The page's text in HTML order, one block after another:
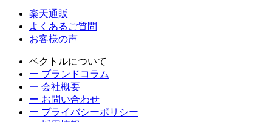
楽天通販
よくあるご質問
お客様の声
ベクトルについて
ー ブランドコラム
ー 会社概要
ー お問い合わせ
ー プライバシーポリシー